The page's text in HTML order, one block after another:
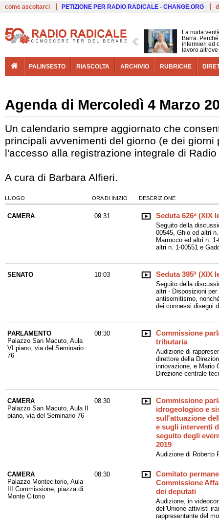
come ascoltarci PETIZIONE PER RADIO RADICALE - CHANGE.ORG
La nuda
Barra.
infermieri ed
lavoro altrove
PALINSESTO RIASCOLTA ARCHIVIO RUBRICHE
Agenda di Mercoledì 4 Marzo
Un calendario sempre aggiornato che
principali avvenimenti del giorno (e dei giorni
l'accesso alla registrazione integrale di
A cura di Barbara Alfieri.
LUOGO ORA DI INIZIO DESCRIZIONE
CAMERA 09:31 Seduta 626ª (XIX
Seguito della
00545, Ghio ed altri
Marrocco ed altri n.
altri n. 1-00551 e
SENATO 10:03 Seduta 395ª (XIX
Seguito della
altri - Disposizioni
antisemitismo,
dei connessi disegni
PARLAMENTO
Palazzo San Macuto, Aula
VI piano, via del Seminario
76
08:30
Commissione
tributaria
Audizione di
direttore della
innovazione, e Mario
Direzione centrale
CAMERA
Palazzo San Macuto, Aula II
piano, via del Seminario 76
08:30
Commissione
idrogeologico e
sull'attuazione
e sugli interventi
seguito degli
2019
Audizione di Roberto
CAMERA
Palazzo Montecitorio, Aula
III Commissione, piazza di
Monte Citorio
08:30
Comitato
Commissione
dei deputati
Audizione, in
dell'Unione attivisti
rappresentante del